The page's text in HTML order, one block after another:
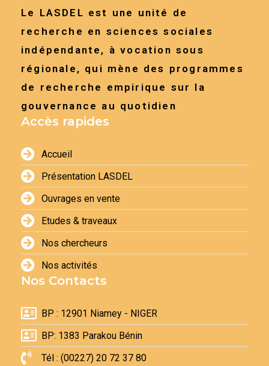
Le LASDEL est une unité de
recherche en sciences sociales
indépendante, à vocation sous
régionale, qui mène des programmes
de recherche empirique sur la
gouvernance au quotidien
Accès rapides
Accueil
Présentation LASDEL
Ouvrages en vente
Etudes & traveaux
Nos chercheurs
Nos activités
Nos Contacts
BP : 12901 Niamey - NIGER
BP: 1383 Parakou Bénin
Tél : (00227) 20 72 37 80